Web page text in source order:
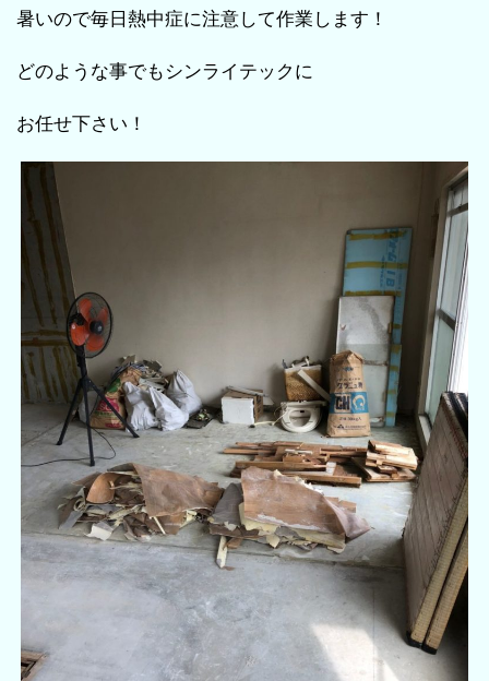
暑いので毎日熱中症に注意して作業します！
どのような事でもシンライテックに
お任せ下さい！